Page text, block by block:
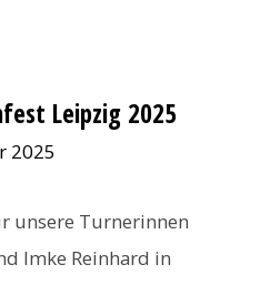
Leipzig 2025
2025
unsere Turnerinnen
Imke Reinhard in